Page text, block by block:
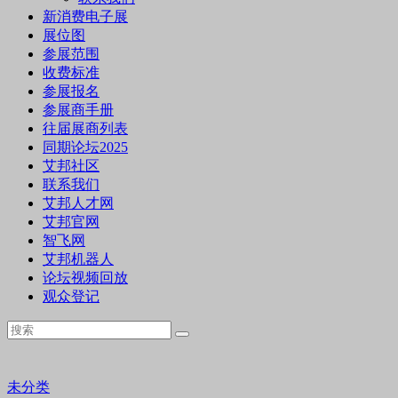
新消费电子展
展位图
参展范围
收费标准
参展报名
参展商手册
往届展商列表
同期论坛2025
艾邦社区
联系我们
艾邦人才网
艾邦官网
智飞网
艾邦机器人
论坛视频回放
观众登记
未分类